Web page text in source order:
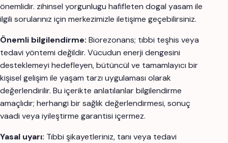
önemlidir. zihinsel yorgunlugu hafifleten dogal yasam ile
ilgili sorularınız için merkezimizle iletişime geçebilirsiniz.
Önemli bilgilendirme: Biorezonans; tıbbi teşhis veya
tedavi yöntemi değildir. Vücudun enerji dengesini
desteklemeyi hedefleyen, bütüncül ve tamamlayıcı bir
kişisel gelişim ile yaşam tarzı uygulaması olarak
değerlendirilir. Bu içerikte anlatılanlar bilgilendirme
amaçlıdır; herhangi bir sağlık değerlendirmesi, sonuç
vaadi veya iyileştirme garantisi içermez.
Yasal uyarı: Tıbbi şikayetleriniz, tanı veya tedavi